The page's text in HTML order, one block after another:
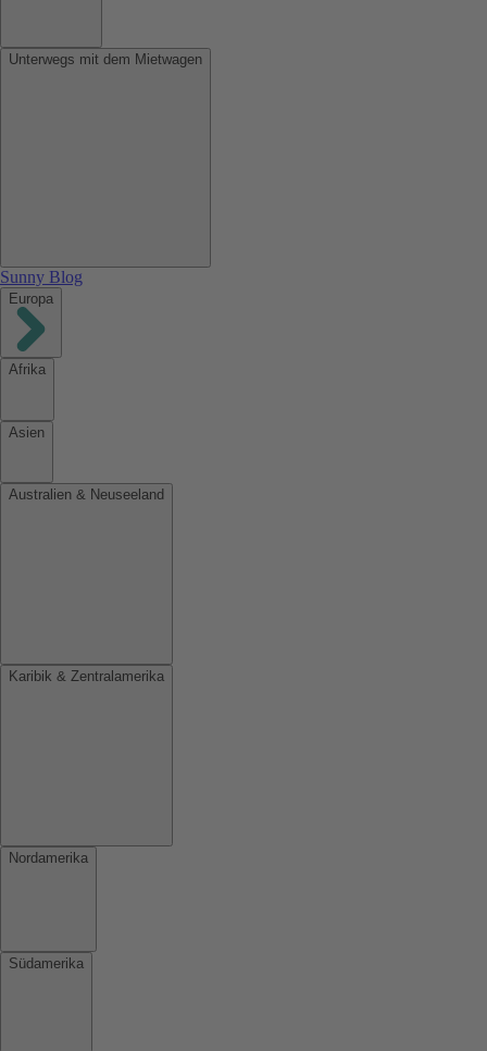
Unterwegs mit dem Mietwagen
Sunny Blog
Europa
Afrika
Asien
Australien & Neuseeland
Karibik & Zentralamerika
Nordamerika
Südamerika